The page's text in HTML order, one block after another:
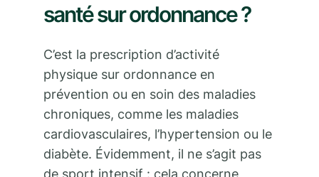
santé sur ordonnance ?
C’est la prescription d’activité
physique sur ordonnance en
prévention ou en soin des maladies
chroniques, comme les maladies
cardiovasculaires, l’hypertension ou le
diabète. Évidemment, il ne s’agit pas
de sport intensif : cela concerne